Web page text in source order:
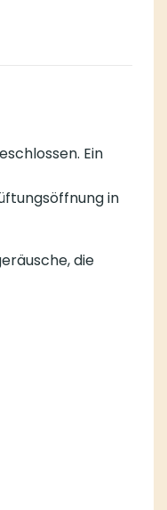
Ein
in
die